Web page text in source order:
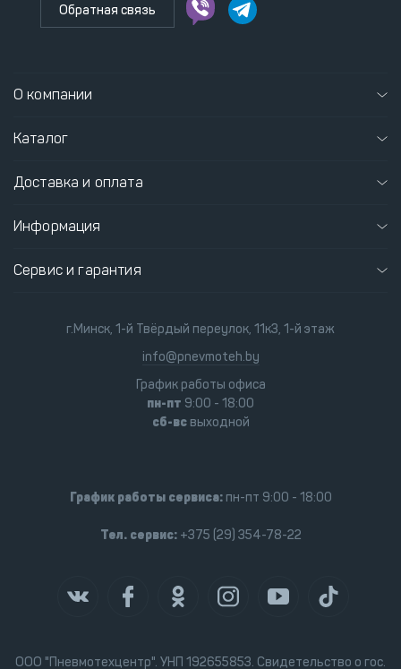
Обратная связь
О компании
Каталог
Доставка и оплата
Информация
Сервис и гарантия
ООО "Пневмотехцентр". УНП 192655853. Свидетельство о гос.
г.Минск, 1-й Твёрдый переулок, 11к3, 1-й этаж
info@pnevmoteh.by
График работы офиса
пн-пт 9:00 - 18:00
сб-всвыходной
График работы сервиса:пн-пт 9:00 - 18:00
Тел. сервис:+375 (29) 354-78-22